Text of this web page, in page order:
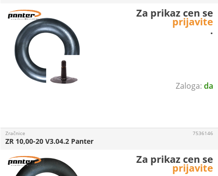
da
Za prikaz cen se
prijavite
.
Zračnice
ZR 10,00-20 V3.04.2 Panter
7536146
Za prikaz cen se
prijavite